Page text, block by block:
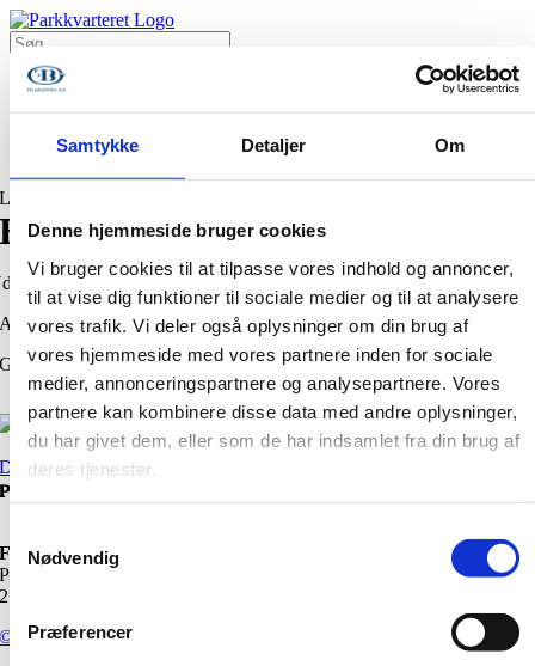
Samtykke Detaljer Om
Denne hjemmeside bruger cookies
Vi bruger cookies til at tilpasse vores indhold og annoncer,
til at vise dig funktioner til sociale medier og til at analysere
vores trafik. Vi deler også oplysninger om din brug af
vores hjemmeside med vores partnere inden for sociale
medier, annonceringspartnere og analysepartnere. Vores
partnere kan kombinere disse data med andre oplysninger,
du har givet dem, eller som de har indsamlet fra din brug af
deres tjenester.
Nødvendig
Præferencer
Skip
to
content
Søg
efter:
Pilehuset
Lindehuset
Ledige boliger til genudlejning
Lindehuset
BOLIGNR. 37
ADRESSE
Guldblommevej 23, 4. th.
Download plantegning
Projektudvikler
FB Gruppen A/S
Paradisæblevej 4, 5. sal
2500 Valby
©
Copyright 2026